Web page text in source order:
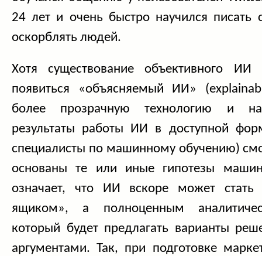
24 лет и очень быстро научился писать
оскорблять людей.
Хотя существование объективного
появиться «объясняемый ИИ»
более прозрачную технологию и
результаты работы ИИ в доступной
специалисты по машинному обучению)
основаны те или иные гипотезы
означает, что ИИ вскоре может
ящиком», а полноценным
который будет предлагать варианты
аргументами. Так, при подготовке